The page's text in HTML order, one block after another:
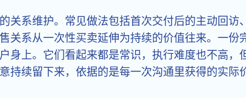
关系维护。常见做法包括首次交付后的主动回
关系从一次性买卖延伸为持续的价值往来。一
身上。它们看起来都是常识，执行难度也不高
续留下来，依据的是每一次沟通里获得的实际